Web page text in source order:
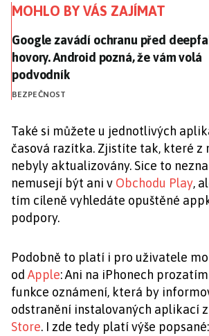
MOHLO BY VÁS ZAJÍMAT
Google zavádí ochranu před
Google zavádí ochranu před
hovory. Android pozná, že vám volá
podvodník
BEZPEČNOST
Také si můžete u jednotlivých
časová razítka. Zjistíte tak, které z
nebyly aktualizovány. Sice to
nemusejí být ani v Obchodu Play,
tím cíleně vyhledáte opuštěné
podpory.
Podobně to platí i pro uživatele
odApple: Ani na iPhonech
funkce oznámení, která by
odstranění instalovaných aplikací
Store. I zde tedy platí výše